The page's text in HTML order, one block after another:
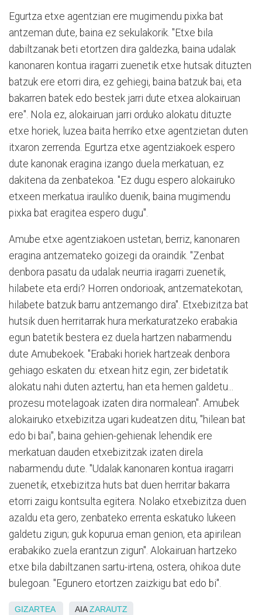
Egurtza etxe agentzian ere mugimendu pixka bat
antzeman dute, baina ez sekulakorik. "Etxe bila
dabiltzanak beti etortzen dira galdezka, baina udalak
kanonaren kontua iragarri zuenetik etxe hutsak dituzten
batzuk ere etorri dira, ez gehiegi, baina batzuk bai, eta
bakarren batek edo bestek jarri dute etxea alokairuan
ere". Nola ez, alokairuan jarri orduko alokatu dituzte
etxe horiek, luzea baita herriko etxe agentzietan duten
itxaron zerrenda. Egurtza etxe agentziakoek espero
dute kanonak eragina izango duela merkatuan, ez
dakitena da zenbatekoa. "Ez dugu espero alokairuko
etxeen merkatua irauliko duenik, baina mugimendu
pixka bat eragitea espero dugu".
Amube etxe agentziakoen ustetan, berriz, kanonaren
eragina antzemateko goizegi da oraindik. "Zenbat
denbora pasatu da udalak neurria iragarri zuenetik,
hilabete eta erdi? Horren ondorioak, antzematekotan,
hilabete batzuk barru antzemango dira". Etxebizitza bat
hutsik duen herritarrak hura merkaturatzeko erabakia
egun batetik bestera ez duela hartzen nabarmendu
dute Amubekoek. "Erabaki horiek hartzeak denbora
gehiago eskaten du: etxean hitz egin, zer bidetatik
alokatu nahi duten aztertu, han eta hemen galdetu...
prozesu motelagoak izaten dira normalean". Amubek
alokairuko etxebizitza ugari kudeatzen ditu, "hilean bat
edo bi bai", baina gehien-gehienak lehendik ere
merkatuan dauden etxebizitzak izaten direla
nabarmendu dute. "Udalak kanonaren kontua iragarri
zuenetik, etxebizitza huts bat duen herritar bakarra
etorri zaigu kontsulta egitera. Nolako etxebizitza duen
azaldu eta gero, zenbateko errenta eskatuko lukeen
galdetu zigun; guk kopurua eman genion, eta apirilean
erabakiko zuela erantzun zigun". Alokairuan hartzeko
etxe bila dabiltzanen sartu-irtena, ostera, ohikoa dute
bulegoan. "Egunero etortzen zaizkigu bat edo bi".
GIZARTEA AIAZARAUTZ